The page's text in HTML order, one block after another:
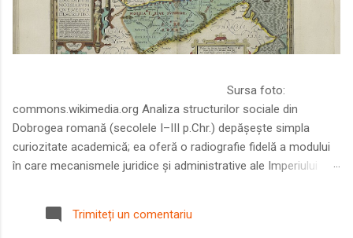
Sursa foto:
commons.wikimedia.org Analiza structurilor sociale din
Dobrogea romană (secolele I–III p.Chr.) depășește simpla
curiozitate academică; ea oferă o radiografie fidelă a modului
în care mecanismele juridice și administrative ale Imperiului
Într-o epocă în care prosperitatea excepțională a lumii romane
era susținută de o mobilitate socială dinamică și de o libertate
Trimiteți un comentariu